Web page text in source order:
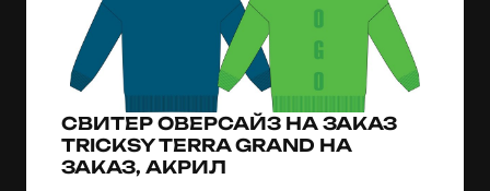
СВИТЕР ОВЕРСАЙЗ НА ЗАКАЗ
TRICKSY TERRA GRAND НА
ЗАКАЗ, АКРИЛ